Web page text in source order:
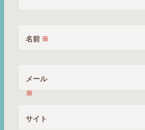
名前 ※
メール
※
サイト